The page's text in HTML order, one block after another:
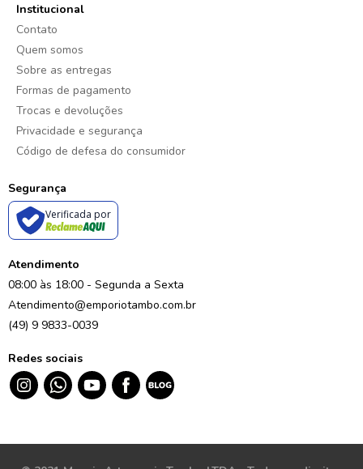
Institucional
Contato
Quem somos
Sobre as entregas
Formas de pagamento
Trocas e devoluções
Privacidade e segurança
Código de defesa do consumidor
Segurança
Verificada por
Atendimento
08:00 às 18:00 - Segunda a Sexta
Atendimento@emporiotambo.com.br
(49) 9 9833-0039
Redes sociais